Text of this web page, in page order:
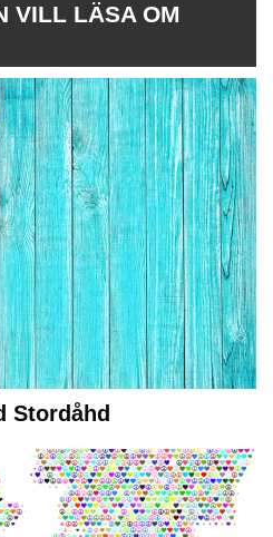
VILL LÄSA OM
Stordåhd